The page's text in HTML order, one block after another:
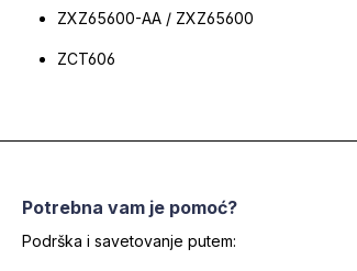
ZXZ65600-AA / ZXZ65600
ZCT606
Potrebna vam je pomoć?
Podrška i savetovanje putem: